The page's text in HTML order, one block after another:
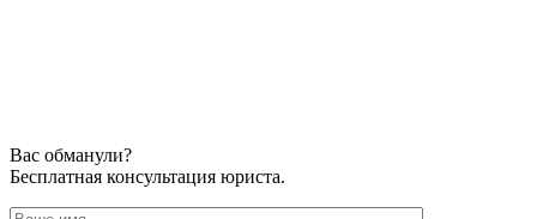
Вас обманули?
Бесплатная консультация юриста.